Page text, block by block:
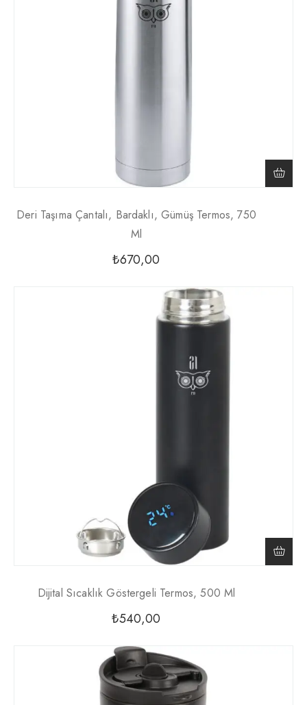
Deri Taşıma Çantalı, Bardaklı, Gümüş Termos, 750
Ml
₺670,00
Dijital Sıcaklık Göstergeli Termos, 500 Ml
₺540,00